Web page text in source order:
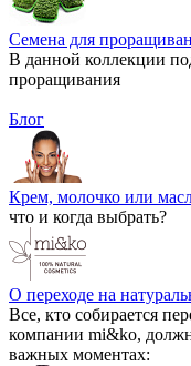
Семена для
В данной коллекции
проращивания
Блог
Крем, молочко или
что и когда выбрать?
О переходе на
Все, кто собирается
компании mi&ko,
важных моментах: